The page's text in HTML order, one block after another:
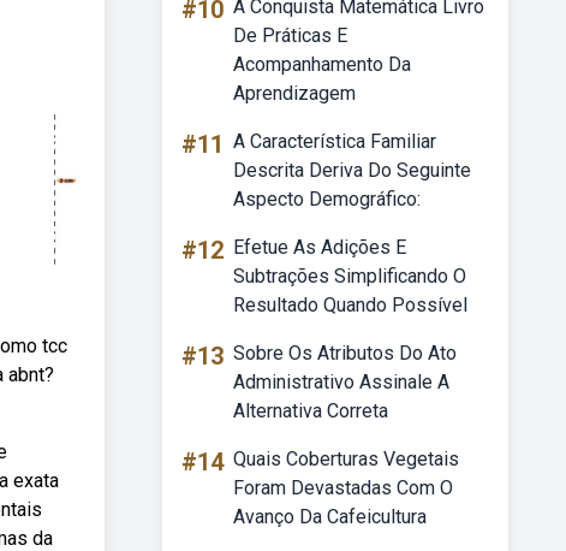
tcc
abnt?
exata
da
#10 A Conquista Matemática Livro
De Práticas E
Acompanhamento Da
Aprendizagem
#11 A Característica Familiar
Descrita Deriva Do Seguinte
Aspecto Demográfico:
#12 Efetue As Adições E
Subtrações Simplificando O
Resultado Quando Possível
#13 Sobre Os Atributos Do Ato
Administrativo Assinale A
Alternativa Correta
#14 Quais Coberturas Vegetais
Foram Devastadas Com O
Avanço Da Cafeicultura